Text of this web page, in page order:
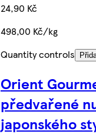
24,90 Kč
498,00 Kč/kg
Quantity controls
Orient
předvařené
japonského